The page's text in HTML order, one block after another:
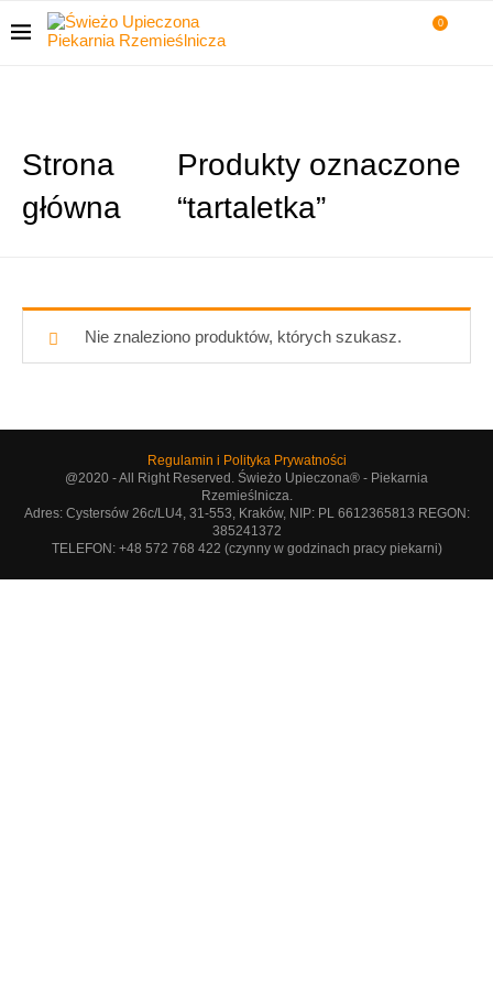
0
Strona
główna
Produkty oznaczone
“tartaletka”
Nie znaleziono produktów, których szukasz.
Regulamin i Polityka Prywatności
@2020 - All Right Reserved. Świeżo Upieczona® - Piekarnia
Rzemieślnicza.
Adres: Cystersów 26c/LU4, 31-553, Kraków, NIP: PL 6612365813 REGON:
385241372
TELEFON: +48 572 768 422 (czynny w godzinach pracy piekarni)